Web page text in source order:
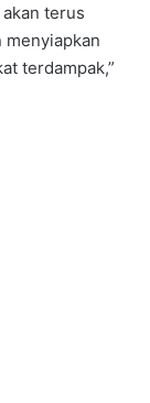
terus
menyiapkan
terdampak,”